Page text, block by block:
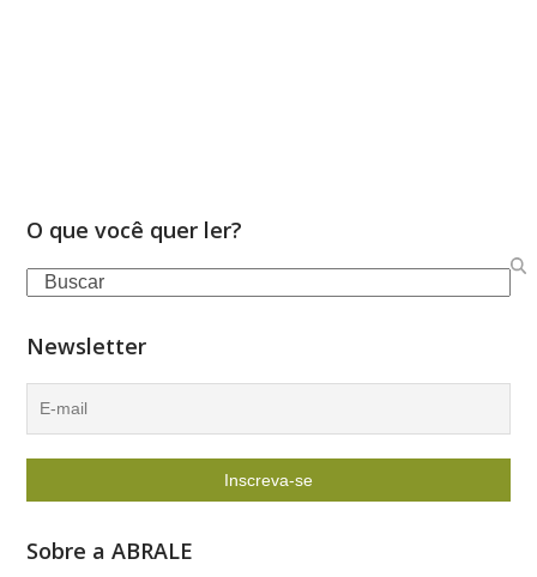
O que você quer ler?
Search
Newsletter
Sobre a ABRALE